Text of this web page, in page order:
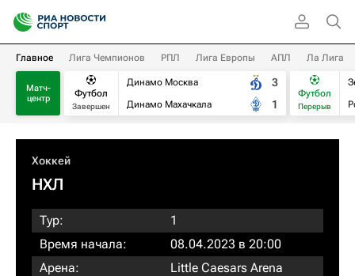
Главное Лига Чемпионов РПЛ Лига Европы АПЛ Ла Лига
Матч-
центр
Футбол
Завершен
Динамо Москва
Динамо Махачкала
3
1
Футбол
Перерыв
Хоккей
НХЛ
Тур:
1
Время начала:
08.04.2023 в 20:00
Арена:
Little Caesars Arena